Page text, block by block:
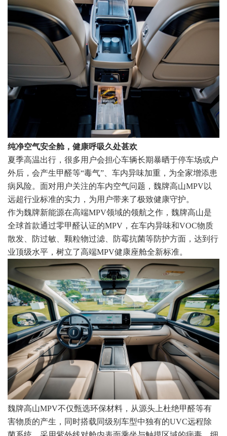
纯净空气安全舱，健康呼吸久处甚欢
夏季高温出行，很多用户会担心车辆长期暴晒于停车场或户
外后，会产生甲醛等“毒气”、车内异味加重，为全家增添患
病风险。面对用户关注的车内空气问题，魏牌高山MPV以
远超行业标准的实力，为用户带来了极致健康守护。
作为魏牌新能源在高端MPV领域的领航之作，魏牌高山是
全球首款通过零甲醛认证的MPV，在车内异味和VOC物质
散发、防过敏、颗粒物过滤、防霉抗菌等防护方面，达到行
业顶级水平，树立了高端MPV健康座舱全新标准。
魏牌高山MPV不仅甄选环保材料，从源头上杜绝甲醛等有
害物质的产生，同时搭载同级别车型中独有的UVC远程除